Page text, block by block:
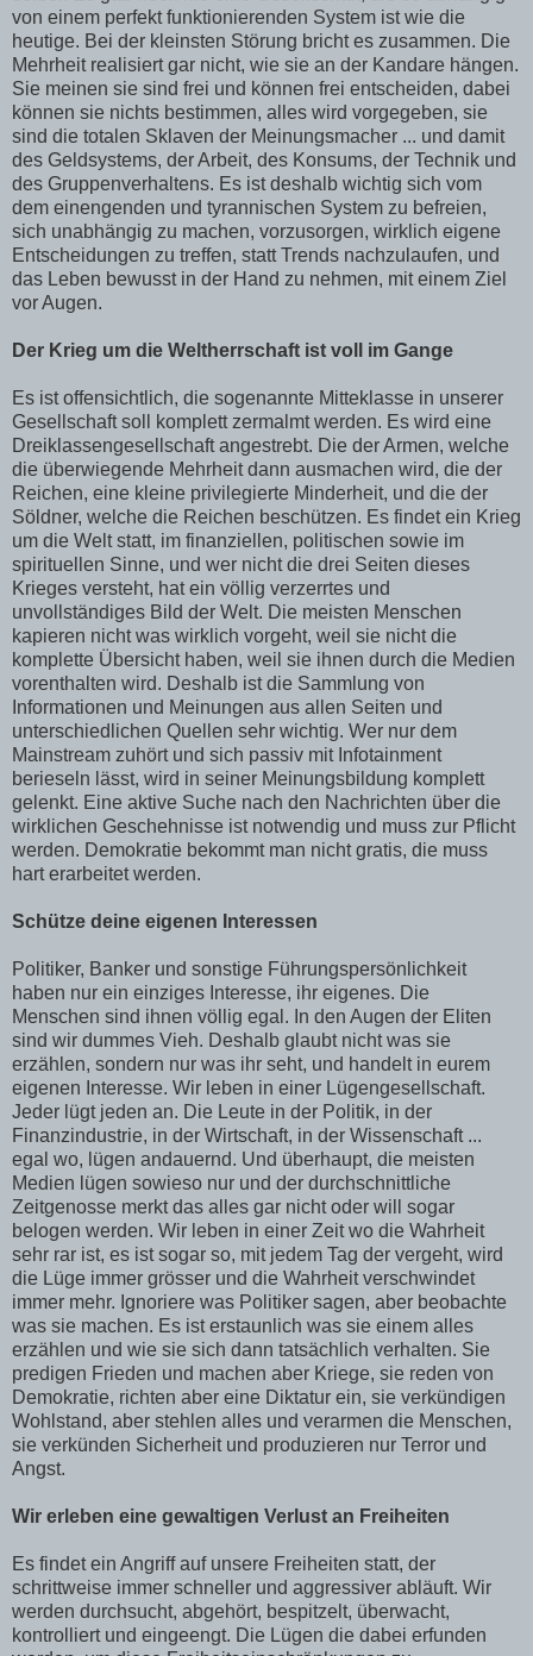
von einem perfekt funktionierenden System ist wie die
heutige. Bei der kleinsten Störung bricht es zusammen. Die
Mehrheit realisiert gar nicht, wie sie an der Kandare hängen.
Sie meinen sie sind frei und können frei entscheiden, dabei
können sie nichts bestimmen, alles wird vorgegeben, sie
sind die totalen Sklaven der Meinungsmacher ... und damit
des Geldsystems, der Arbeit, des Konsums, der Technik und
des Gruppenverhaltens. Es ist deshalb wichtig sich vom
dem einengenden und tyrannischen System zu befreien,
sich unabhängig zu machen, vorzusorgen, wirklich eigene
Entscheidungen zu treffen, statt Trends nachzulaufen, und
das Leben bewusst in der Hand zu nehmen, mit einem Ziel
vor Augen.
Der Krieg um die Weltherrschaft ist voll im Gange
Es ist offensichtlich, die sogenannte Mitteklasse in unserer
Gesellschaft soll komplett zermalmt werden. Es wird eine
Dreiklassengesellschaft angestrebt. Die der Armen, welche
die überwiegende Mehrheit dann ausmachen wird, die der
Reichen, eine kleine privilegierte Minderheit, und die der
Söldner, welche die Reichen beschützen. Es findet ein Krieg
um die Welt statt, im finanziellen, politischen sowie im
spirituellen Sinne, und wer nicht die drei Seiten dieses
Krieges versteht, hat ein völlig verzerrtes und
unvollständiges Bild der Welt. Die meisten Menschen
kapieren nicht was wirklich vorgeht, weil sie nicht die
komplette Übersicht haben, weil sie ihnen durch die Medien
vorenthalten wird. Deshalb ist die Sammlung von
Informationen und Meinungen aus allen Seiten und
unterschiedlichen Quellen sehr wichtig. Wer nur dem
Mainstream zuhört und sich passiv mit Infotainment
berieseln lässt, wird in seiner Meinungsbildung komplett
gelenkt. Eine aktive Suche nach den Nachrichten über die
wirklichen Geschehnisse ist notwendig und muss zur Pflicht
werden. Demokratie bekommt man nicht gratis, die muss
hart erarbeitet werden.
Schütze deine eigenen Interessen
Politiker, Banker und sonstige Führungspersönlichkeit
haben nur ein einziges Interesse, ihr eigenes. Die
Menschen sind ihnen völlig egal. In den Augen der Eliten
sind wir dummes Vieh. Deshalb glaubt nicht was sie
erzählen, sondern nur was ihr seht, und handelt in eurem
eigenen Interesse. Wir leben in einer Lügengesellschaft.
Jeder lügt jeden an. Die Leute in der Politik, in der
Finanzindustrie, in der Wirtschaft, in der Wissenschaft ...
egal wo, lügen andauernd. Und überhaupt, die meisten
Medien lügen sowieso nur und der durchschnittliche
Zeitgenosse merkt das alles gar nicht oder will sogar
belogen werden. Wir leben in einer Zeit wo die Wahrheit
sehr rar ist, es ist sogar so, mit jedem Tag der vergeht, wird
die Lüge immer grösser und die Wahrheit verschwindet
immer mehr. Ignoriere was Politiker sagen, aber beobachte
was sie machen. Es ist erstaunlich was sie einem alles
erzählen und wie sie sich dann tatsächlich verhalten. Sie
predigen Frieden und machen aber Kriege, sie reden von
Demokratie, richten aber eine Diktatur ein, sie verkündigen
Wohlstand, aber stehlen alles und verarmen die Menschen,
sie verkünden Sicherheit und produzieren nur Terror und
Angst.
Wir erleben eine gewaltigen Verlust an Freiheiten
Es findet ein Angriff auf unsere Freiheiten statt, der
schrittweise immer schneller und aggressiver abläuft. Wir
werden durchsucht, abgehört, bespitzelt, überwacht,
kontrolliert und eingeengt. Die Lügen die dabei erfunden